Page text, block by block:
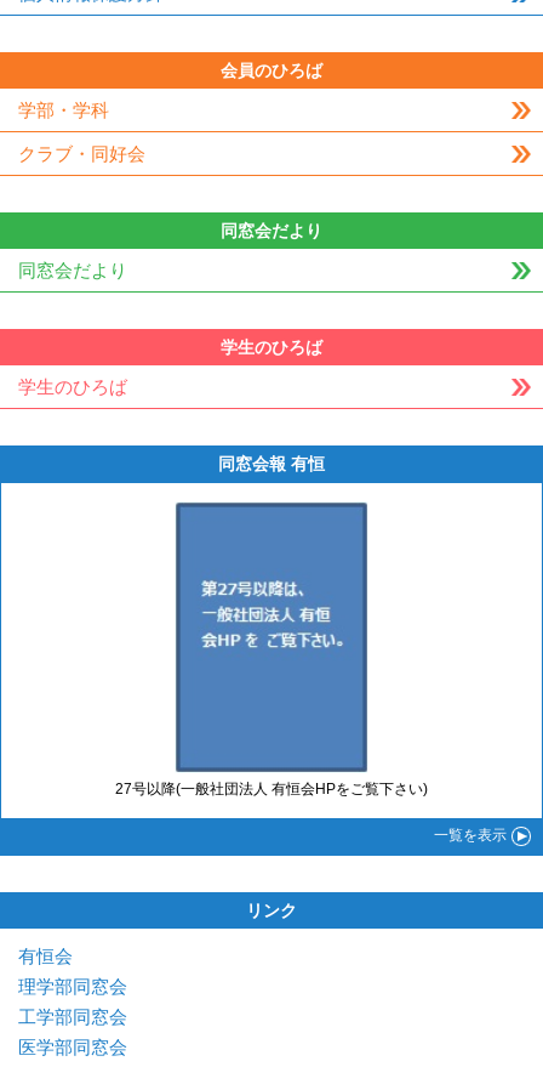
会員のひろば
学部・学科
クラブ・同好会
同窓会だより
同窓会だより
学生のひろば
学生のひろば
同窓会報 有恒
27号以降(一般社団法人 有恒会HPをご覧下さい)
一覧を表示
リンク
有恒会
理学部同窓会
工学部同窓会
医学部同窓会